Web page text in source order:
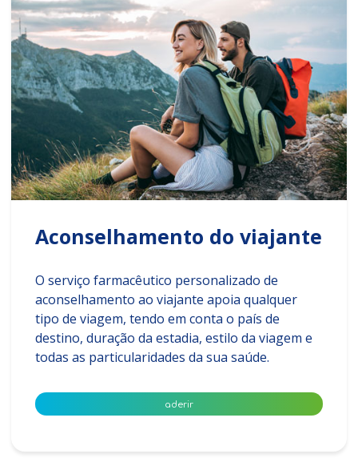
Aconselhamento do viajante
O serviço farmacêutico personalizado de
aconselhamento ao viajante apoia qualquer
tipo de viagem, tendo em conta o país de
destino, duração da estadia, estilo da viagem e
todas as particularidades da sua saúde.
aderir